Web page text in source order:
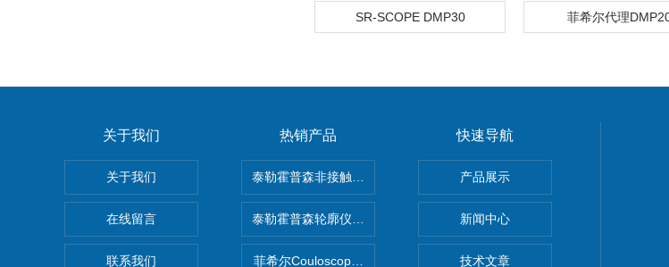
SR-SCOPE DMP30 菲希尔代理
关于我们
关于我们
在线留言
联系我们
热销产品
泰勒霍普森非接触式轮廓仪LUPHOScan 850 HD
泰勒霍普森轮廓仪|TAYLOR HOBSON
菲希尔Couloscope CMS2电解法测厚仪
快速导航
产品展示
新闻中心
技术文章